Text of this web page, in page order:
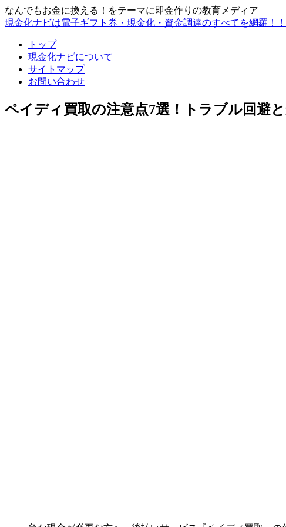
なんでもお金に換える！をテーマに即金作りの教育メディア
現金化ナビは電子ギフト券・現金化・資金調達のすべてを網羅！！
トップ
現金化ナビについて
サイトマップ
お問い合わせ
ペイディ買取の注意点7選！トラブル回避